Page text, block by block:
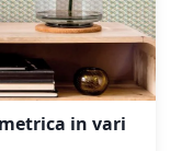
in vari